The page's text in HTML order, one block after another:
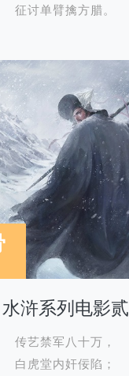
征讨单臂擒方腊。
水浒系列电影贰
传艺禁军八十万，
白虎堂内奸佞陷；